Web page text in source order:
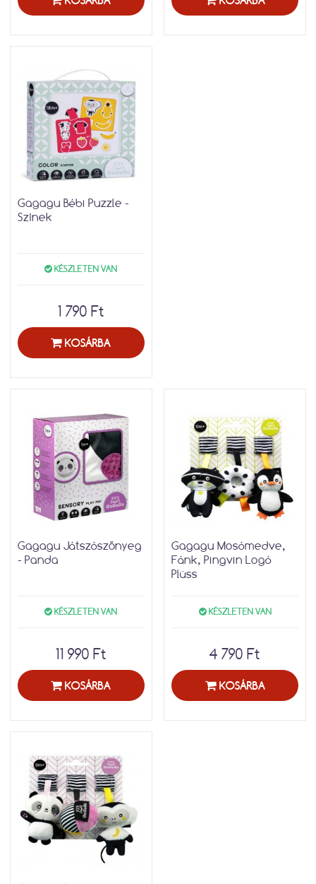
Gagagu Bébi Puzzle -
Színek
KÉSZLETEN VAN
1 790 Ft
KOSÁRBA
Gagagu Játszószőnyeg
- Panda
KÉSZLETEN VAN
11 990 Ft
KOSÁRBA
Gagagu Mosómedve,
Fánk, Pingvin Logó
Plüss
KÉSZLETEN VAN
4 790 Ft
KOSÁRBA